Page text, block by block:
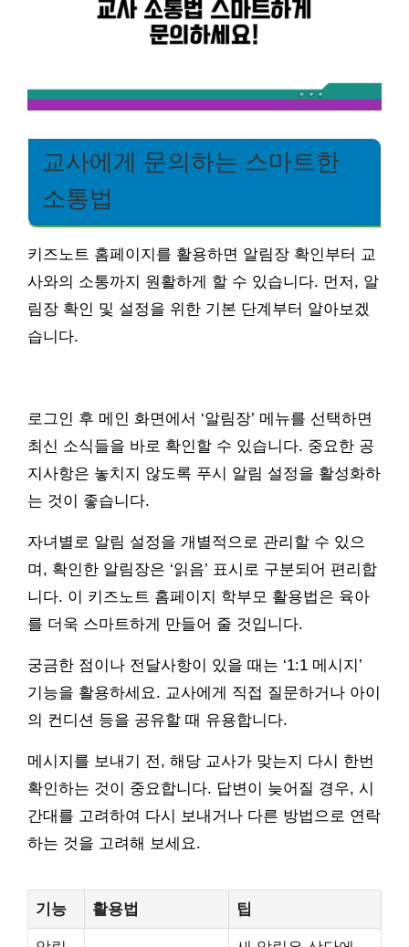
교사에게 문의하는 스마트한
소통법
키즈노트 홈페이지를 활용하면 알림장 확인부터 교
사와의 소통까지 원활하게 할 수 있습니다. 먼저, 알
림장 확인 및 설정을 위한 기본 단계부터 알아보겠
습니다.
로그인 후 메인 화면에서 ‘알림장’ 메뉴를 선택하면
최신 소식들을 바로 확인할 수 있습니다. 중요한 공
지사항은 놓치지 않도록 푸시 알림 설정을 활성화하
는 것이 좋습니다.
자녀별로 알림 설정을 개별적으로 관리할 수 있으
며, 확인한 알림장은 ‘읽음’ 표시로 구분되어 편리합
니다. 이 키즈노트 홈페이지 학부모 활용법은 육아
를 더욱 스마트하게 만들어 줄 것입니다.
궁금한 점이나 전달사항이 있을 때는 ‘1:1 메시지’
기능을 활용하세요. 교사에게 직접 질문하거나 아이
의 컨디션 등을 공유할 때 유용합니다.
메시지를 보내기 전, 해당 교사가 맞는지 다시 한번
확인하는 것이 중요합니다. 답변이 늦어질 경우, 시
간대를 고려하여 다시 보내거나 다른 방법으로 연락
하는 것을 고려해 보세요.
기능 활용법 팁